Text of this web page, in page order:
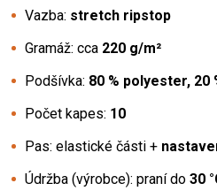
Vazba: stretch ripstop
Gramáž: cca 220 g/m²
Podšívka: 80 % polyester, 20
Počet kapes: 10
Pas: elastické části +
Údržba (výrobce): praní do 30